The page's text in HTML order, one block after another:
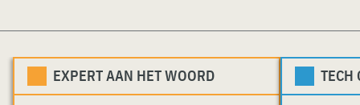
EXPERT AAN HET WOORD TECH